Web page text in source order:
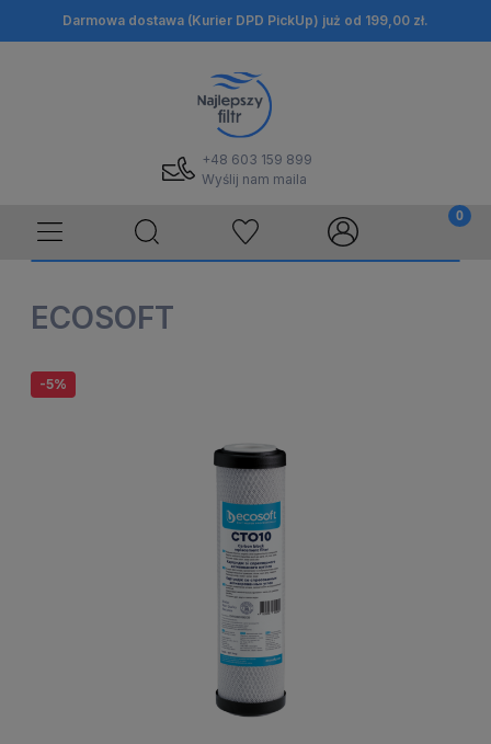
Darmowa dostawa (Kurier DPD PickUp) już od 199,00 zł.
+48 603 159 899
Wyślij nam maila
ECOSOFT
-5%